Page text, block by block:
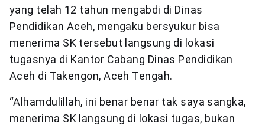
yang telah 12 tahun mengabdi di Dinas
Pendidikan Aceh, mengaku bersyukur bisa
menerima SK tersebut langsung di lokasi
tugasnya di Kantor Cabang Dinas Pendidikan
Aceh di Takengon, Aceh Tengah.
“Alhamdulillah, ini benar benar tak saya sangka,
menerima SK langsung di lokasi tugas, bukan